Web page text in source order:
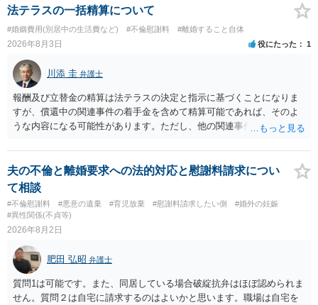
よいと思います。 ただ．慰謝料額については，婚姻破綻に至っていな
いとして，この点を考慮されることになるかもしれません。 ②夫との
今後のことを考えて書いてもらうか否かを検討するのがよいと思いま
す。今ある証拠以上のことを証明（証明力を強めることも含む）でき
るのであれば，前向きに検討を進めるという考え方でもよいでしょ
う。慰謝料請求としては証拠として使えることが前提であり，その価
値と夫との関係との均衡のように思います。 ③行政書士に委任をして
いるのであれば，どのような内容の委任なのか不明ですが，その行政
書士との協議になると思います。請求するか，訴訟にするか，その点
の見極めや，相手方は性交類似行為は認めているのか，それさえも否
定しているのかによって，考え方・進め方は変わってくると思いま
す。 ④性交類似行為を認めているにもかかわらず支払を拒否するので
あれば，本人（行政書士でも同じだと思います。）への対応ではあま
り変わらないように思います。減額で折り合えるなら本人様の交渉で
もよいように思いますが，ゼロかどうかの観点であれば，訴訟に進む
しかなくなるようにも思います。そうしますと，お近くの弁護士に相
談して進めることを検討した方がよいようにも思います。
法テラスの一括精算について
#婚姻費用(別居中の生活費など) #不倫慰謝料 #離婚すること自体
2026年8月3日 役にたった 1
川添 圭 弁護士
報酬及び立替金の精算は法テラスの決定と指示に基づくことになりま
すが、償還中の関連事件の着手金を含めて精算可能であれば、そのよ
うな内容になる可能性があります。ただし、他の関連事件でも相手方
情によって対応が違いますので、法テラスへお尋ねいただいた方が確
実です。
夫の不倫と離婚要求への法的対応と慰謝料請求につい
て相談
#不倫慰謝料 #悪意の遺棄 #育児放棄 #慰謝料請求したい側
#婚外の妊娠
#異性関係(不貞等)
2026年8月2日
肥田 弘昭 弁護士
質問1は可能です。また、同居している場合破綻抗弁はほぼ認められま
せん。質問２は自宅に請求するのはよいかと思います。職場は自宅を